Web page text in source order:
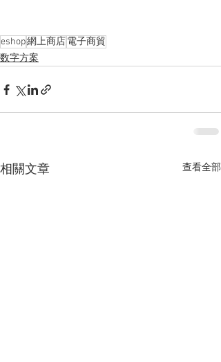
eshop網上商店電子商貿
数字方案
相關文章 查看全部